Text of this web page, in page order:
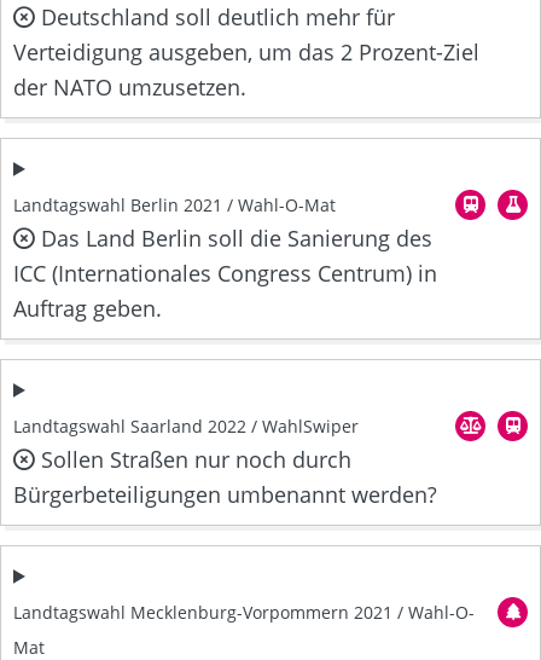
Deutschland soll deutlich mehr für
Verteidigung ausgeben, um das 2 Prozent-Ziel
der NATO umzusetzen.
Landtagswahl Berlin 2021 / Wahl-O-Mat
Das Land Berlin soll die Sanierung des
ICC (Internationales Congress Centrum) in
Auftrag geben.
Landtagswahl Saarland 2022 / WahlSwiper
Sollen Straßen nur noch durch
Bürgerbeteiligungen umbenannt werden?
Landtagswahl Mecklenburg-Vorpommern 2021 / Wahl-O-
Mat